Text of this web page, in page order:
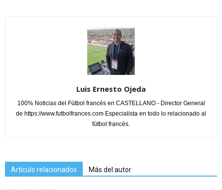
Luis Ernesto Ojeda
100% Noticias del Fútbol francés en CASTELLANO - Director General
de https://www.futbolfrances.com Especialista en todo lo relacionado al
fútbol francés.
Artículo relacionados Más del autor